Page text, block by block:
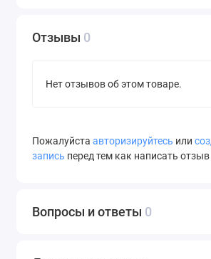
Отзывы 0
Нет отзывов об этом товаре.
Пожалуйста авторизируйтесь или
запись перед тем как написать отзыв
Вопросы и ответы 0